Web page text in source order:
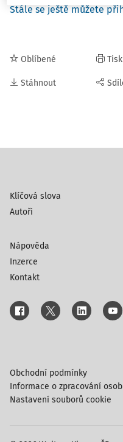
Stále se ještě můžete
Oblíbené
Stáhnout
Klíčová slova
Autoři
Nápověda
Inzerce
Kontakt
Obchodní podmínky
Informace o zpracování
Nastavení souborů cookie